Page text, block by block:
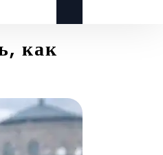
как